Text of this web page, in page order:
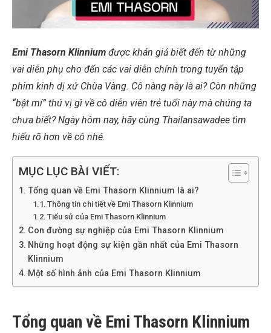
Emi Thasorn Klinnium được khán giả biết đến từ những
vai diễn phụ cho đến các vai diễn chính trong tuyển tập
phim kinh dị xứ Chùa Vàng. Cô nàng này là ai? Còn những
“bật mí” thú vị gì về cô diễn viên trẻ tuổi này mà chúng ta
chưa biết? Ngày hôm nay, hãy cùng Thailansawadee tìm
hiểu rõ hơn về cô nhé.
MỤC LỤC BÀI VIẾT:
Tổng quan về Emi Thasorn Klinnium là ai?
Thông tin chi tiết về Emi Thasorn Klinnium
Tiểu sử của Emi Thasorn Klinnium
Con đường sự nghiệp của Emi Thasorn Klinnium
Những hoạt động sự kiện gần nhất của Emi Thasorn
Klinnium
Một số hình ảnh của Emi Thasorn Klinnium
Tổng quan về Emi Thasorn Klinnium